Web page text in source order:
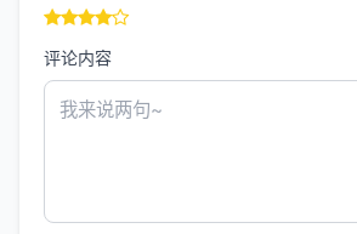
评论内容